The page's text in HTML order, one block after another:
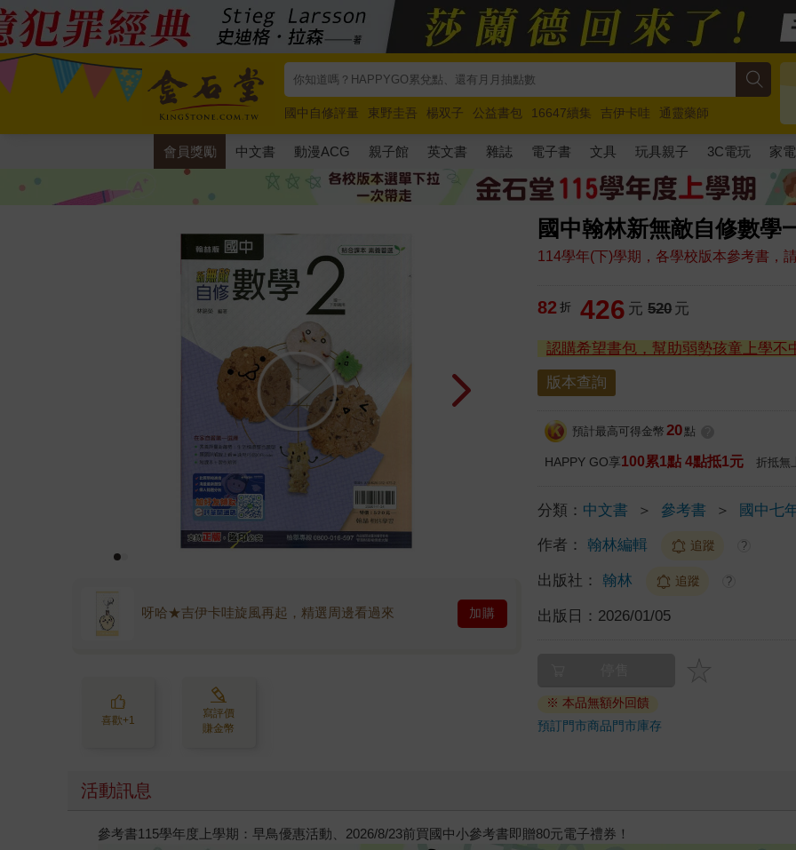
國中自修評量 東野圭吾 楊双子 公益書包 16647續集 吉伊卡哇
通靈藥師
唯紅花綻放
奧德賽 路邊攤新作 馬斯克 玩具總動員5 超慢跑
會員獎勵 中文書 動漫ACG 親子館 英文書 雜誌 電子書 文具 玩具親子 3C電玩 家電
國中翰林新無敵自修數學
114學年(下)學期，各學校版本參考書，
呀哈★吉伊卡哇旋風再起，精選周邊看過來 加購
喜歡+1
寫評價
賺金幣
82 折 426 元 520 元
認購希望書包，幫助弱勢孩童上學不
版本查詢
預計最高可得金幣 20 點
HAPPY GO享100累1點 4點抵1元 折抵無
分類： 中文書 ＞ 參考書 ＞ 國中七
作者： 翰林編輯 追蹤 ?
出版社： 翰林 追蹤 ?
出版日： 2026/01/05
※ 本品無額外回饋
預訂門市商品門市庫存
活動訊息
參考書115學年度上學期：早鳥優惠活動、2026/8/23前買國中小參考書即贈80元電子禮券！